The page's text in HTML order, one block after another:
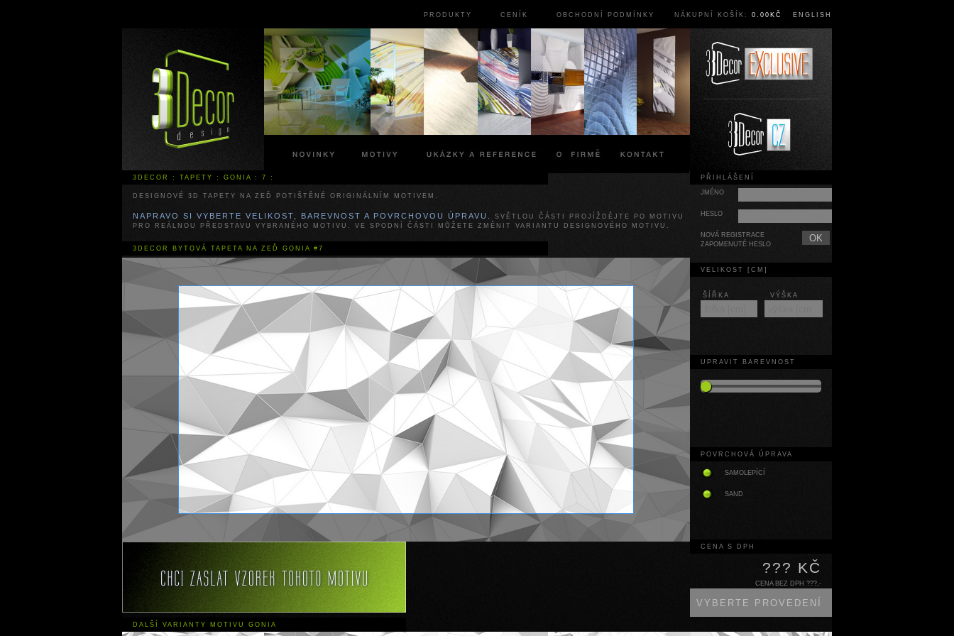
PRODUKTY CENÍK OBCHODNÍ PODMÍNKY NÁKUPNÍ KOŠÍK: 0.00KČ ENGLISH
3DECOR : TAPETY : GONIA : 7 :
DESIGNOVÉ 3D TAPETY NA ZEĎ POTIŠTĚNÉ ORIGINÁLNÍM MOTIVEM.
NAPRAVO SI VYBERTE VELIKOST, BAREVNOST A POVRCHOVOU ÚPRAVU.
SVĚTLOU ČÁSTI PROJÍŽDĚJTE PO MOTIVU
PRO REÁLNOU PŘEDSTAVU VYBRANÉHO MOTIVU. VE SPODNÍ ČÁSTI MŮŽETE ZMĚNIT VARIANTU DESIGNOVÉHO MOTIVU.
3DECOR BYTOVÁ TAPETA NA ZEĎ GONIA #7
PŘIHLÁŠENÍ
JMÉNO
HESLO
NOVÁ REGISTRACE
ZAPOMENUTÉ HESLO
VELIKOST [CM]
ŠÍŘKA VÝŠKA
UPRAVIT BAREVNOST
POVRCHOVÁ ÚPRAVA
SAMOLEPÍCÍ
SAND
CENA S DPH
??? KČ
CENA BEZ DPH ???,-
DALŠÍ VARIANTY MOTIVU GONIA